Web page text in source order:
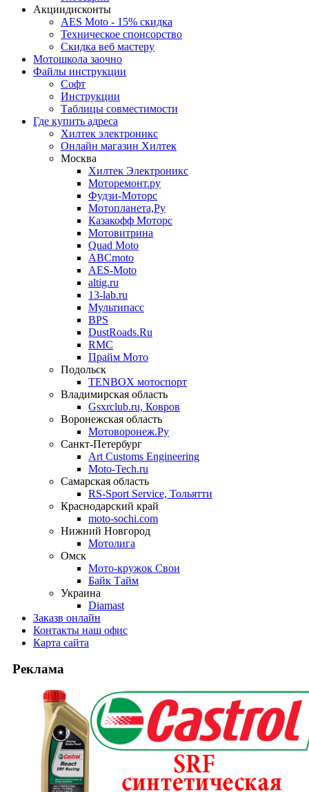
Акциидисконты
AES Moto - 15% скидка
Техническое спонсорство
Скидка веб мастеру
Мотошкола заочно
Файлы инструкции
Софт
Инструкции
Таблицы совместимости
Где купить адреса
Хилтек электроникс
Онлайн магазин Хилтек
Москва
Хилтек Электроникс
Моторемонт.ру
Фудзи-Моторс
Мотопланета,Ру
Казакофф Моторс
Мотовитрина
Quad Moto
ABCmoto
AES-Moto
altig.ru
13-lab.ru
Мультипасс
BPS
DustRoads.Ru
RMC
Прайм Мото
Подольск
TENBOX мотоспорт
Владимирская область
Gsxrclub.ru, Ковров
Воронежская область
Мотоворонеж.Ру
Санкт-Петербург
Art Customs Engineering
Moto-Tech.ru
Самарская область
RS-Sport Service, Тольятти
Краснодарский край
moto-sochi.com
Нижний Новгород
Мотолига
Омск
Мото-кружок Свои
Байк Тайм
Украина
Diamast
Заказв онлайн
Контакты наш офис
Карта сайта
Реклама